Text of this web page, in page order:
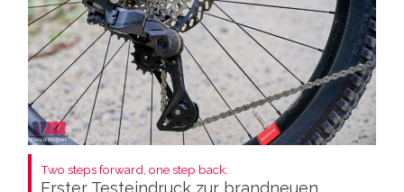
Two steps forward, one step back:
Erster Testeindruck zur brandneuen